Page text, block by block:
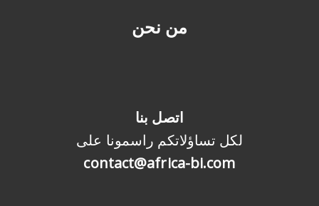
من نحن
اتصل بنا
لكل تساؤلاتكم راسمونا على
contact@africa-bi.com